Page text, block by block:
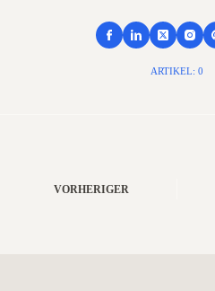
ARTIKEL: 0
VORHERIGER